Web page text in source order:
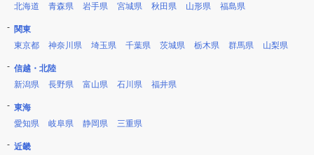
北海道
青森県 岩手県 宮城県 秋田県 山形県 福島県
関東
東京都
神奈川県 埼玉県 千葉県 茨城県 栃木県 群馬県 山梨県
信越・北陸
新潟県
長野県 富山県 石川県 福井県
東海
愛知県
岐阜県 静岡県 三重県
近畿